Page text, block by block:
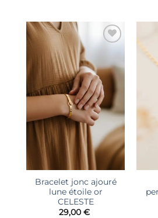
d’envies
Bracelet jonc ajouré
lune étoile or
CELESTE
29,00 €